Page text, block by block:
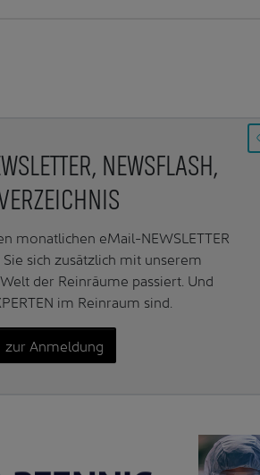
NEWSFLASH,
monatlichen eMail-NEWSLETTER
Sie sich zusätzlich mit unserem
der Reinräume passiert. Und
im Reinraum sind.
zur Anmeldung